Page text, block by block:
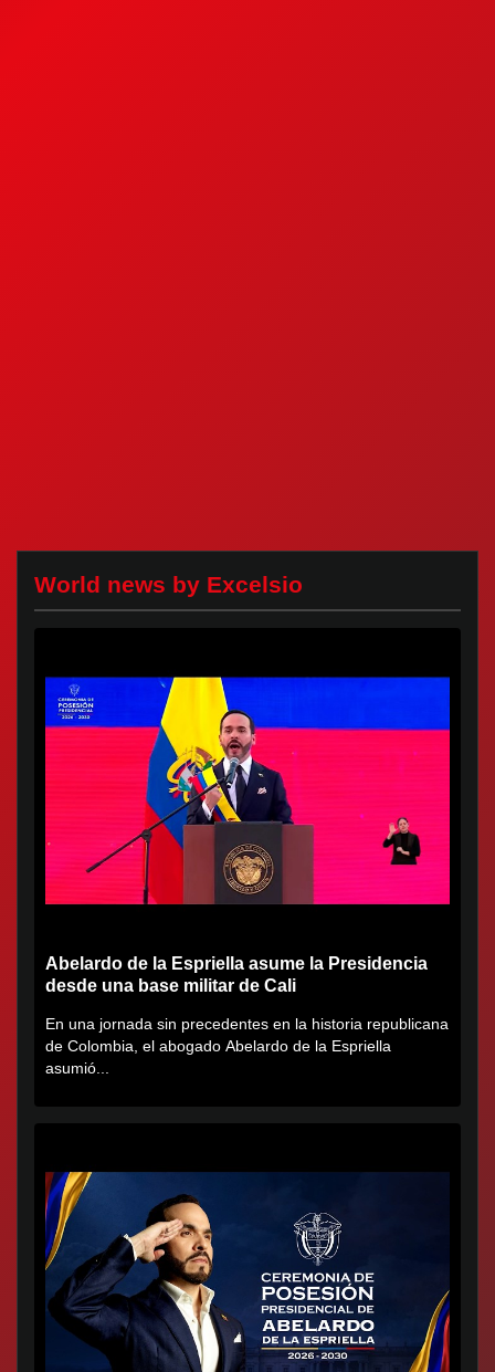
World news by Excelsio
Abelardo de la Espriella asume la Presidencia
desde una base militar de Cali
En una jornada sin precedentes en la historia republicana
de Colombia, el abogado Abelardo de la Espriella
asumió...